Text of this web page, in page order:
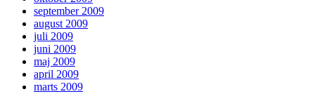
september 2009
august 2009
juli 2009
juni 2009
maj 2009
april 2009
marts 2009